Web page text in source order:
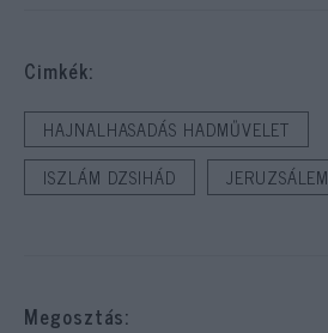
Cimkék:
HAJNALHASADÁS HADMŰVELET
ISZLÁM DZSIHÁD
JERUZSÁLEM
Megosztás: